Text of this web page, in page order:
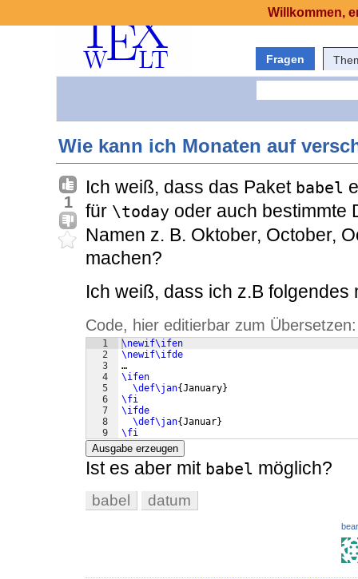
Fragen
Wie kann ich Monaten auf
1
Ich weiß, dass das Paket babel
für \today oder auch bestimmte
Namen z. B. Oktober, October,
machen?
Ich weiß, dass ich z.B folgendes
Code, hier editierbar zum Übersetzen:
1
2
3
4
5
6
7
8
9
\newif\ifen
\newif\ifde
…
\ifen
\def\jan{January}
\fi
\ifde
\def\jan{Januar}
\fi
Ausgabe erzeugen
Ist es aber mit babel möglich?
babel datum
Willkommen,